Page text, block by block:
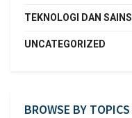
TEKNOLOGI DAN SAINS
UNCATEGORIZED
BROWSE BY TOPICS